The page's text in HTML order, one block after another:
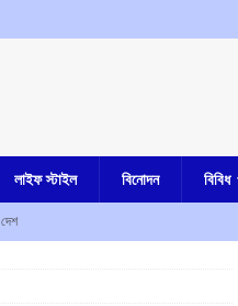
লাইফ স্টাইল বিনোদন বিবিধ
মুখ্যমন্ত্রীর